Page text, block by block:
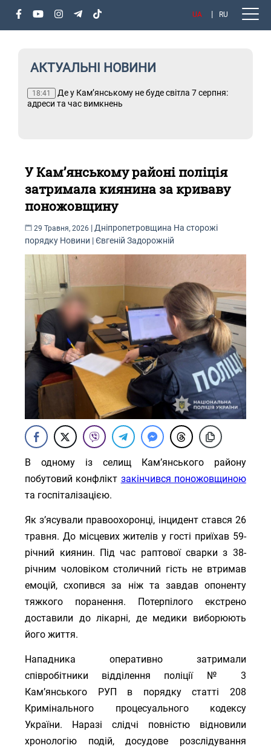
UA RU
АКТУАЛЬНІ НОВИНИ
18:41
Де у Кам’янському не буде світла 7 серпня:
адреси та час вимкнень
У Кам’янському районі поліція
затримала киянина за криваву
поножовщину
29 Травня, 2026 | Дніпропетровщина На сторожі
порядку Новини |Євгеній Задорожній
В одному із селищ Кам’янського району
побутовий конфлікт закінчився поножовщиною
та госпіталізацією.
Як з’ясували правоохоронці, інцидент стався 26
травня. До місцевих жителів у гості приїхав 59-
річний киянин. Під час раптової сварки з 38-
річним чоловіком столичний гість не втримав
емоцій, схопився за ніж та завдав опоненту
тяжкого поранення. Потерпілого екстрено
доставили до лікарні, де медики виборюють
його життя.
Нападника оперативно затримали
співробітники відділення поліції № 3
Кам’янського РУП в порядку статті 208
Кримінального процесуального кодексу
України. Наразі слідчі повністю відновили
хронологію подій, досудове розслідування